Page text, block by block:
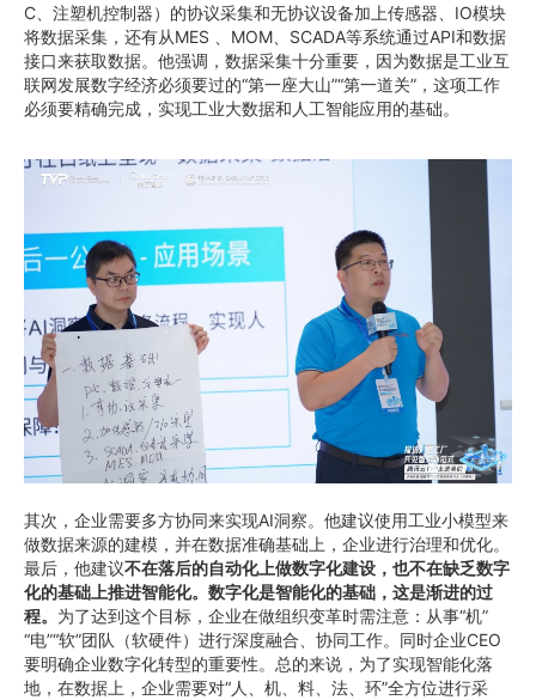
C、注塑机控制器）的协议采集和无协议设备加上传感器、IO模块
将数据采集，还有从MES 、MOM、SCADA等系统通过API和数据
接口来获取数据。他强调，数据采集十分重要，因为数据是工业互
联网发展数字经济必须要过的“第一座大山”“第一道关”，这项工作
必须要精确完成，实现工业大数据和人工智能应用的基础。
其次，企业需要多方协同来实现AI洞察。他建议使用工业小模型来
做数据来源的建模，并在数据准确基础上，企业进行治理和优化。
最后，他建议不在落后的自动化上做数字化建设，也不在缺乏数字
化的基础上推进智能化。数字化是智能化的基础，这是渐进的过
程。 为了达到这个目标，企业在做组织变革时需注意：从事“机”
“电”“软”团队（软硬件）进行深度融合、协同工作。同时企业CEO
要明确企业数字化转型的重要性。总的来说，为了实现智能化落
地，在数据上，企业需要对“人、机、料、法、环”全方位进行采